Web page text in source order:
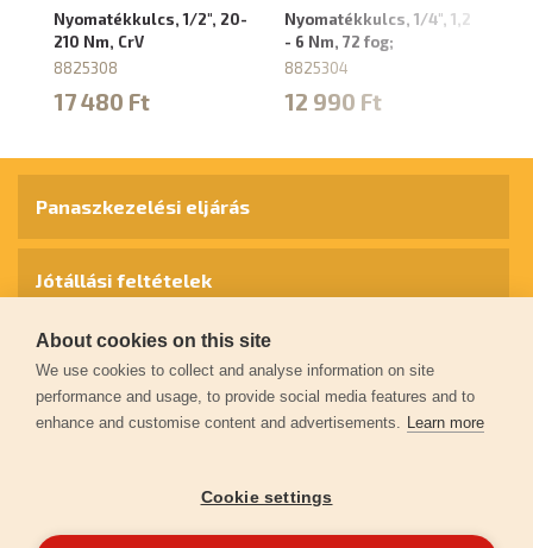
Nyomatékkulcs, 1/2", 20-
210 Nm, CrV
8825308
17 480 Ft
Nyomatékkulcs, 1/4", 1,2
- 6 Nm, 72 fog;
8825304
12 990 Ft
Panaszkezelési eljárás
Jótállási feltételek
Személyes adatok védelme
Kapcsolat
Garancia regisztráció
About cookies on this site
We use cookies to collect and analyse information on site
performance and usage, to provide social media features and to
enhance and customise content and advertisements. Learn more
Cookie settings